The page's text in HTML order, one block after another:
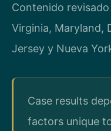
Contenido
Virginia, Maryland,
Jersey y Nueva
Case results
factors unique